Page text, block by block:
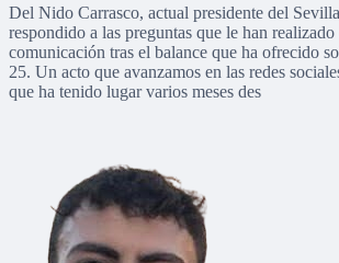
Del Nido Carrasco, actual presidente del
respondido a las preguntas que le han
comunicación tras el balance que ha ofrecido
25. Un acto que avanzamos en las redes
que ha tenido lugar varios meses des